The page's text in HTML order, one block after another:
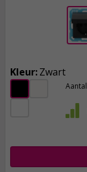
Kleur:Zwart
Aantal